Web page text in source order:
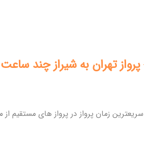
تهران به شیراز چند
زمان پرواز در پرواز های مستقیم از مبدأ شهر